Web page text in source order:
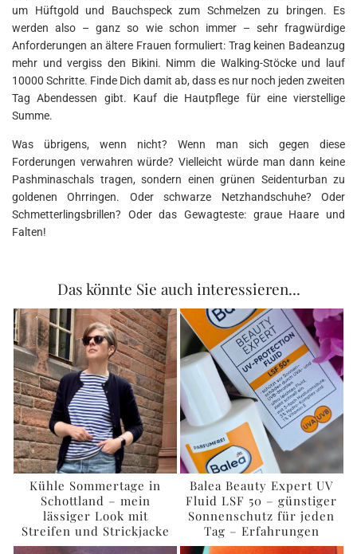
um Hüftgold und Bauchspeck zum Schmelzen zu bringen. Es
werden also – ganz so wie schon immer – sehr fragwürdige
Anforderungen an ältere Frauen formuliert: Trag keinen Badeanzug
mehr und vergiss den Bikini. Nimm die Walking-Stöcke und lauf
10000 Schritte. Finde Dich damit ab, dass es nur noch jeden zweiten
Tag Abendessen gibt. Kauf die Hautpflege für eine vierstellige
Summe.
Was übrigens, wenn nicht? Wenn man sich gegen diese
Forderungen verwahren würde? Vielleicht würde man dann keine
Pashminaschals tragen, sondern einen grünen Seidenturban zu
goldenen Ohrringen. Oder schwarze Netzhandschuhe? Oder
Schmetterlingsbrillen? Oder das Gewagteste: graue Haare und
Falten!
Das könnte Sie auch interessieren...
Kühle Sommertage in
Schottland – mein
lässiger Look mit
Streifen und Strickjacke
Balea Beauty Expert UV
Fluid LSF 50 – günstiger
Sonnenschutz für jeden
Tag – Erfahrungen